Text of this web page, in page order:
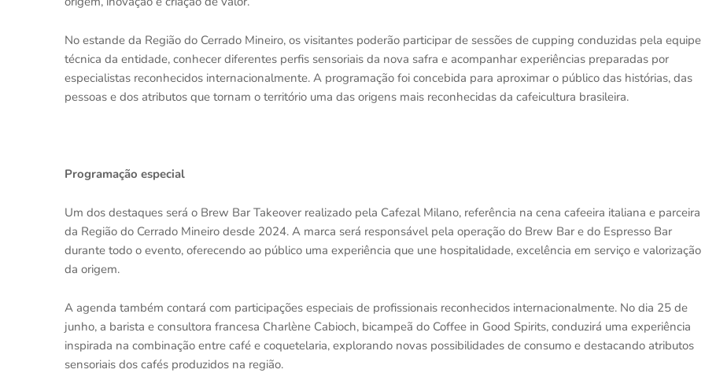
No estande da Região do Cerrado Mineiro, os visitantes poderão participar de sessões de cupping conduzidas pela equipe
técnica da entidade, conhecer diferentes perfis sensoriais da nova safra e acompanhar experiências preparadas por
especialistas reconhecidos internacionalmente. A programação foi concebida para aproximar o público das histórias, das
pessoas e dos atributos que tornam o território uma das origens mais reconhecidas da cafeicultura brasileira.
Programação especial
Um dos destaques será o Brew Bar Takeover realizado pela Cafezal Milano, referência na cena cafeeira italiana e parceira
da Região do Cerrado Mineiro desde 2024. A marca será responsável pela operação do Brew Bar e do Espresso Bar
durante todo o evento, oferecendo ao público uma experiência que une hospitalidade, excelência em serviço e valorização
da origem.
A agenda também contará com participações especiais de profissionais reconhecidos internacionalmente. No dia 25 de
junho, a barista e consultora francesa Charlène Cabioch, bicampeã do Coffee in Good Spirits, conduzirá uma experiência
inspirada na combinação entre café e coquetelaria, explorando novas possibilidades de consumo e destacando atributos
sensoriais dos cafés produzidos na região.